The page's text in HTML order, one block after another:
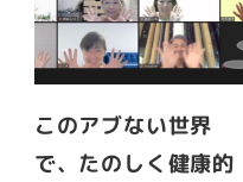
このアブない世界
で、たのしく健康的